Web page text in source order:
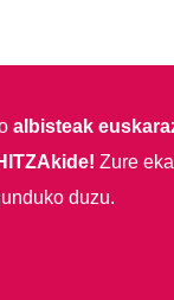
albisteak
Zure
duzu.